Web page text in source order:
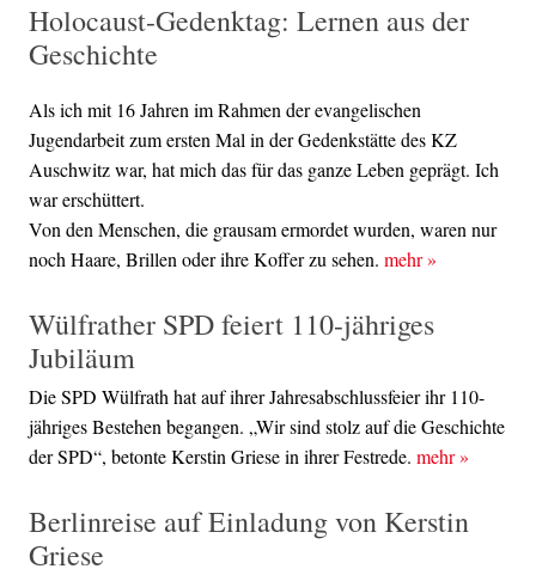
Holocaust-Gedenktag: Lernen aus der
Geschichte
Als ich mit 16 Jahren im Rahmen der evangelischen
Jugendarbeit zum ersten Mal in der Gedenkstätte des KZ
Auschwitz war, hat mich das für das ganze Leben geprägt. Ich
war erschüttert.
Von den Menschen, die grausam ermordet wurden, waren nur
noch Haare, Brillen oder ihre Koffer zu sehen. mehr»
Wülfrather SPD feiert 110-jähriges
Jubiläum
Die SPD Wülfrath hat auf ihrer Jahresabschlussfeier ihr 110-
jähriges Bestehen begangen. „Wir sind stolz auf die Geschichte
der SPD“, betonte Kerstin Griese in ihrer Festrede. mehr»
Berlinreise auf Einladung von Kerstin
Griese